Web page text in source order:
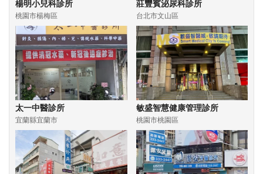
楊明小兒科診所
桃園市楊梅區
莊豐賓泌尿科診所
台北市文山區
太一中醫診所
宜蘭縣宜蘭市
敏盛智慧健康管理診所
桃園市桃園區